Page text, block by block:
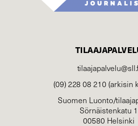
(09) 228 08 210 (arkisin
Suomen Luonto/
Sörnäistenkatu 1
00580 Helsinki